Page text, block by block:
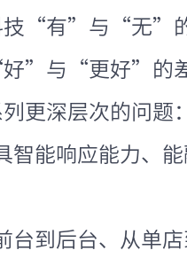
技“有”与“无”
”与“更好”的
更深层次的问题
智能响应能力、
台到后台、从单